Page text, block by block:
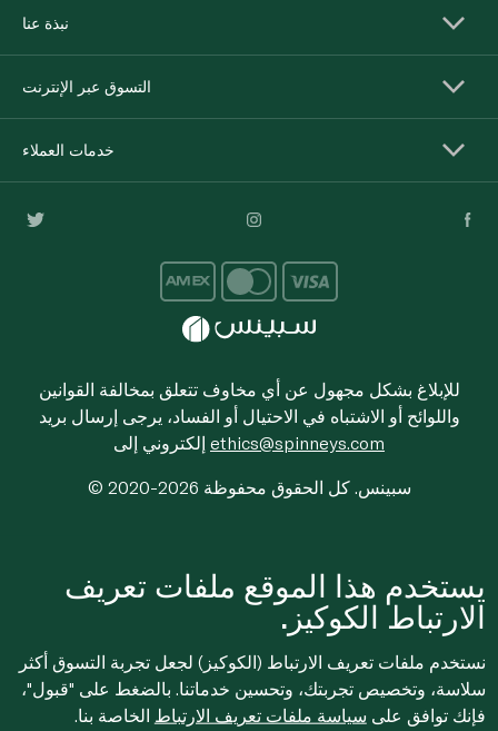
نبذة عنا
التسوق عبر الإنترنت
خدمات العملاء
للإبلاغ بشكل مجهول عن أي مخاوف تتعلق بمخالفة القوانين
واللوائح أو الاشتباه في الاحتيال أو الفساد، يرجى إرسال بريد
ethics@spinneys.com
© 2020-2026 سبينس. كل الحقوق محفوظة
يستخدم هذا الموقع ملفات تعريف
الارتباط الكوكيز.
نستخدم ملفات تعريف الارتباط (الكوكيز) لجعل تجربة التسوق أكثر
سلاسة، وتخصيص تجربتك، وتحسين خدماتنا. بالضغط على "قبول"،
فإنك توافق على سياسة ملفات تعريف الارتباط الخاصة بنا.